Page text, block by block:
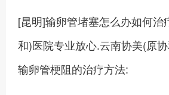
[昆明]输卵管堵塞怎么办如何治
和)医院专业放心.云南协美(原
输卵管梗阻的治疗方法: